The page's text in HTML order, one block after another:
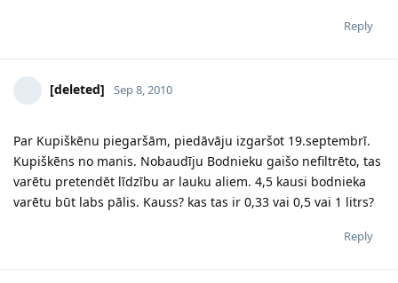
Reply
[deleted] Sep 8, 2010
Par Kupiškēnu piegaršām, piedāvāju izgaršot 19.septembrī.
Kupiškēns no manis. Nobaudīju Bodnieku gaišo nefiltrēto, tas
varētu pretendēt līdzību ar lauku aliem. 4,5 kausi bodnieka
varētu būt labs pālis. Kauss? kas tas ir 0,33 vai 0,5 vai 1 litrs?
Reply